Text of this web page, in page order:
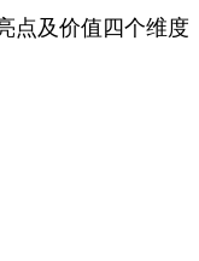
点及价值四个维度